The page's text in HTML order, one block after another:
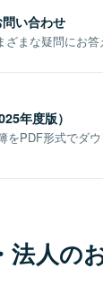
い合わせ
まな疑問にお答
年度版）
をPDF形式でダ
法人の